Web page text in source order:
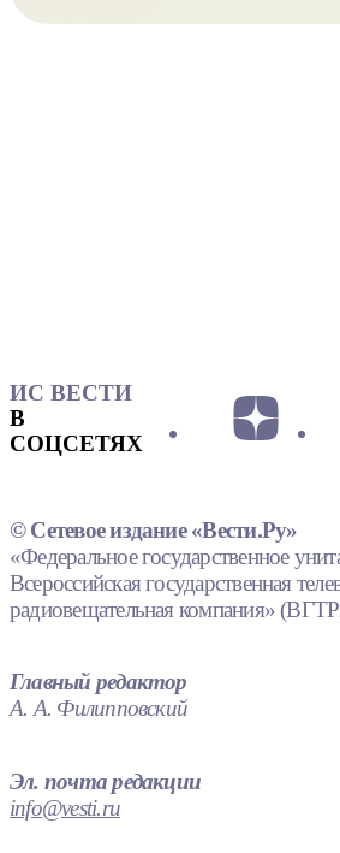
ИС ВЕСТИ
В
СОЦСЕТЯХ
© Сетевое издание «Вести.Ру»
«Федеральное государственное
Всероссийская государственная
радиовещательная компания»
Главный редактор
А. А. Филипповский
Эл. почта редакции
info@vesti.ru